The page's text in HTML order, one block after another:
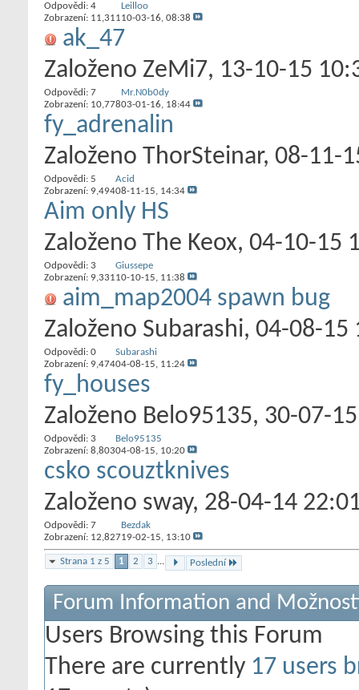
Odpovědi: 4
Zobrazení: 11,311
Leilloo
10-03-16, 08:38
ak_47
Založeno ZeMi7‎, 13-10-15
Odpovědi: 7
Zobrazení: 10,778
Mr.N0b0dy
03-01-16, 18:44
fy_adrenalin
Založeno ThorSteinar‎, 08-11-
Odpovědi: 5
Zobrazení: 9,494
Acid
08-11-15, 14:34
Aim only HS
Založeno The Keox‎, 04-10-15
Odpovědi: 3
Zobrazení: 9,331
Giussepe
10-10-15, 11:38
aim_map2004 spawn bug
Založeno Subarashi‎, 04-08-15
Odpovědi: 0
Zobrazení: 9,474
Subarashi
04-08-15, 11:24
fy_houses
Založeno Belo95135‎, 30-07-
Odpovědi: 3
Zobrazení: 8,803
Belo95135
04-08-15, 10:20
csko scouztknives
Založeno sway‎, 28-04-14
Odpovědi: 7
Zobrazení: 12,827
Bezdak
19-02-15, 13:10
Strana 1 z 5 1 2 3 ... Poslední
Forum Information and
Users Browsing this Forum
There are currently 17 users